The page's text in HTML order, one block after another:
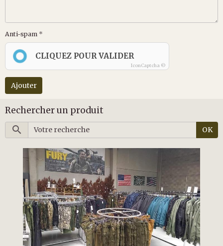
Anti-spam
CLIQUEZ POUR VALIDER
IconCaptcha ©
Ajouter
Rechercher un produit
OK